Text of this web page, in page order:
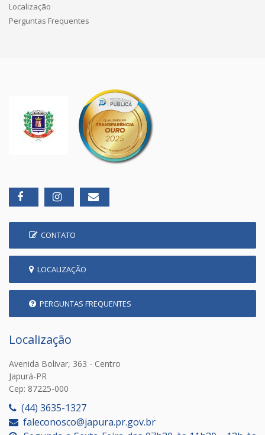
Localização
Perguntas Frequentes
CONTATO
LOCALIZAÇÃO
PERGUNTAS FREQUENTES
Localização
Avenida Bolivar, 363 - Centro
Japurá-PR
Cep: 87225-000
(44) 3635-1327
faleconosco@japura.pr.gov.br